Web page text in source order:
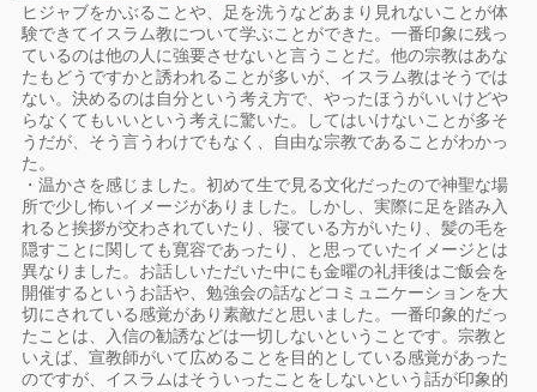
ヒジャブをかぶることや、足を洗うなどあまり見れないことが体
験できてイスラム教について学ぶことができた。一番印象に残っ
ているのは他の人に強要させないと言うことだ。他の宗教はあな
たもどうですかと誘われることが多いが、イスラム教はそうでは
ない。決めるのは自分という考え方で、やったほうがいいけどや
らなくてもいいという考えに驚いた。してはいけないことが多そ
うだが、そう言うわけでもなく、自由な宗教であることがわかっ
た。
・温かさを感じました。初めて生で見る文化だったので神聖な場
所で少し怖いイメージがありました。しかし、実際に足を踏み入
れると挨拶が交わされていたり、寝ている方がいたり、髪の毛を
隠すことに関しても寛容であったり、と思っていたイメージとは
異なりました。お話しいただいた中にも金曜の礼拝後はご飯会を
開催するというお話や、勉強会の話などコミュニケーションを大
切にされている感覚があり素敵だと思いました。一番印象的だっ
たことは、入信の勧誘などは一切しないということです。宗教と
いえば、宣教師がいて広めることを目的としている感覚があった
のですが、イスラムはそういったことをしないという話が印象的